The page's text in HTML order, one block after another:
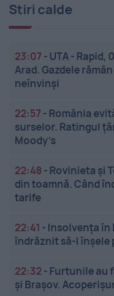
Stiri calde
23:07 - UTA - Rapid,
Arad. Gazdele
neînvinși
22:57 - România
surselor. Ratingul
Moody’s
22:48 - Rovinieta și
din toamnă. Când
tarife
22:41 - Insolvenţa în
îndrăznit să-l înşele
22:32 - Furtunile au
și Brașov.